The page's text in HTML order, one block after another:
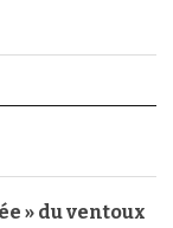
» du ventoux